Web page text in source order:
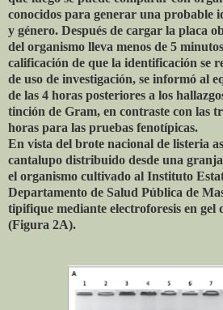
conocidos para generar una probable
y género. Después de cargar la placa
del organismo lleva menos de 5
calificación de que la identificación se
de uso de investigación, se informó al
de las 4 horas posteriores a los
tinción de Gram, en contraste con las
horas para las pruebas fenotípicas.
En vista del brote nacional de listeria
cantalupo distribuido desde una
el organismo cultivado al Instituto
Departamento de Salud Pública de
tipifique mediante electroforesis en gel
(Figura 2A).